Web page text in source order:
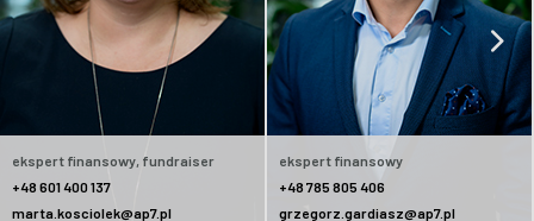
ekspert finansowy, fundraiser
+48 601 400 137
marta.kosciolek@ap7.pl
ekspert finansowy
+48 785 805 406
grzegorz.gardiasz@ap7.pl